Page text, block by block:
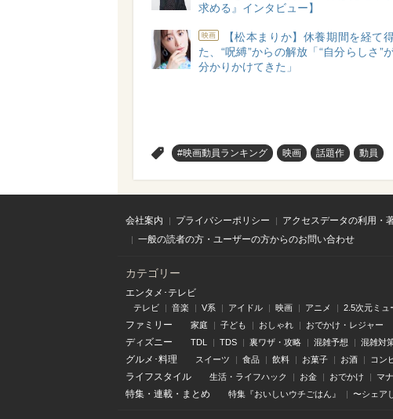
求める』インタビュー】
映画
【松本まりか】休養期間を経て
た、“呪縛”からの解放「“自分らしさ”
分かりかけてきた」
#映画動員ランキング 映画 話題作 動員
会社案内 プライバシーポリシー アクセスデータの利用・
一般の読者の方・ユーザーの方からのお問い合わせ
カテゴリー
エンタメ･テレビ
テレビ 音楽 V系 アイドル 映画 アニメ 2.5次元ミュ
ファミリー 家庭 子ども おしゃれ おでかけ・レジャー
ディズニー TDL TDS 裏ワザ・攻略 混雑予想 混雑対
グルメ･料理 スイーツ 食品 飲料 お菓子 お酒 コン
ライフスタイル 生活・ライフハック お金 おでかけ マ
特集 ・ 連載 ・ まとめ 特集『おいしいウチごはん』 〜シェア